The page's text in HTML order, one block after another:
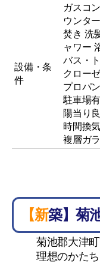
設備・条
件
ガスコ
ウンタ
焚き 洗
ャワー
バス・
クロー
プロパ
駐車場有
陽当り
時間換
複層ガ
【新築】
菊池郡大津
理想のかた